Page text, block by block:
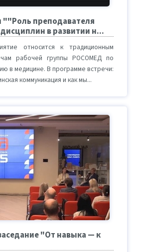
""Роль преподавателя
в развитии н...
относится к традиционным
рабочей группы РОСОМЕД по
в медицине. В программе встречи:
коммуникация и как мы...
"От навыка — к